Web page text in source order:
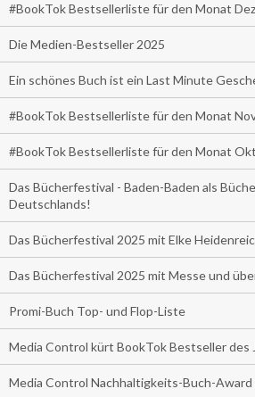
#BookTok Bestsellerliste für den Monat
Die Medien-Bestseller 2025
Ein schönes Buch ist ein Last Minute
#BookTok Bestsellerliste für den Monat
#BookTok Bestsellerliste für den Monat
Das Bücherfestival - Baden-Baden als
Deutschlands!
Das Bücherfestival 2025 mit Elke
Das Bücherfestival 2025 mit Messe und
Promi-Buch Top- und Flop-Liste
Media Control kürt BookTok Bestseller des
Media Control Nachhaltigkeits-Buch-Award